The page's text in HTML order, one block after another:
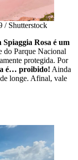
/ Shutterstock
Spiaggia Rosa é um
do Parque Nacional
protegida. Por
é… proibido! Ainda
longe. Afinal, vale